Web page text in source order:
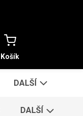
Košík
DALŠÍ
DALŠÍ